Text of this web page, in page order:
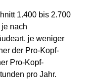
1.400 bis 2.700
nach
je weniger
der Pro-Kopf-
Pro-Kopf-
pro Jahr.